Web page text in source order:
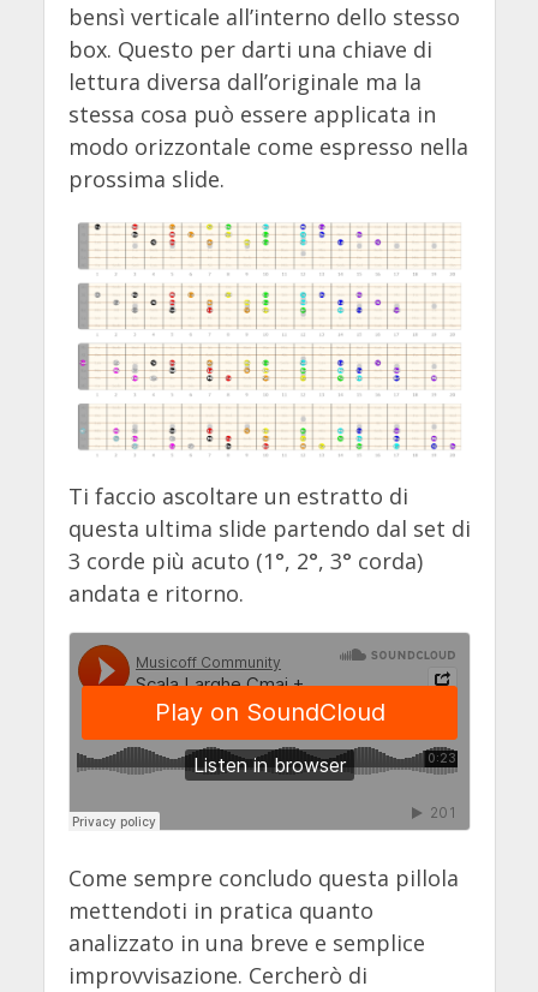
bensì verticale all’interno dello stesso
box. Questo per darti una chiave di
lettura diversa dall’originale ma la
stessa cosa può essere applicata in
modo orizzontale come espresso nella
prossima slide.
Ti faccio ascoltare un estratto di
questa ultima slide partendo dal set di
3 corde più acuto (1°, 2°, 3° corda)
andata e ritorno.
Come sempre concludo questa pillola
mettendoti in pratica quanto
analizzato in una breve e semplice
improvvisazione. Cercherò di